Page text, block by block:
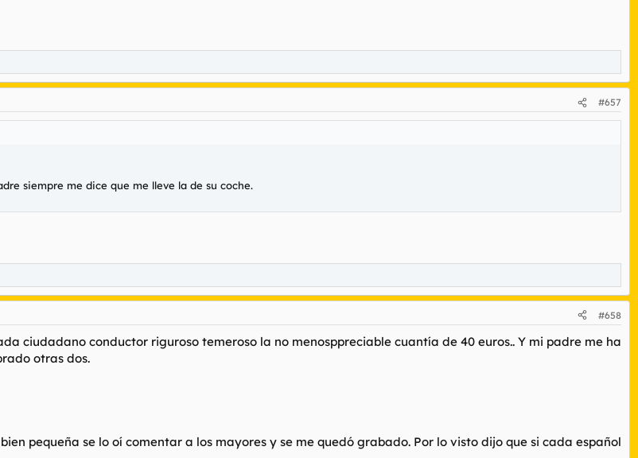
#657
siempre me dice que me lleve la de su coche.
#658
ciudadano conductor riguroso temeroso la no menosppreciable cuantía de 40 euros.. Y mi padre me ha
otras dos.
pequeña se lo oí comentar a los mayores y se me quedó grabado. Por lo visto dijo que si cada español